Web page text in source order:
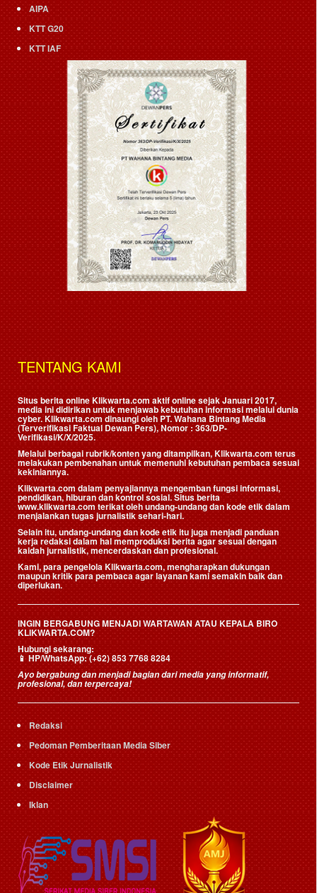
AIPA
KTT G20
KTT IAF
TENTANG KAMI
Situs berita online Klikwarta.com aktif online sejak Januari 2017,
media ini didirikan untuk menjawab kebutuhan informasi melalui dunia
cyber. Klikwarta.com dinaungi oleh PT. Wahana Bintang Media
(Terverifikasi Faktual Dewan Pers), Nomor : 363/DP-
Verifikasi/K/X/2025.
Melalui berbagai rubrik/konten yang ditampilkan, Klikwarta.com terus
melakukan pembenahan untuk memenuhi kebutuhan pembaca sesuai
kekiniannya.
Klikwarta.com dalam penyajiannya mengemban fungsi informasi,
pendidikan, hiburan dan kontrol sosial. Situs berita
www.klikwarta.com terikat oleh undang-undang dan kode etik dalam
menjalankan tugas jurnalistik sehari-hari.
Selain itu, undang-undang dan kode etik itu juga menjadi panduan
kerja redaksi dalam hal memproduksi berita agar sesuai dengan
kaidah jurnalistik, mencerdaskan dan profesional.
Kami, para pengelola Klikwarta.com, mengharapkan dukungan
maupun kritik para pembaca agar layanan kami semakin baik dan
diperlukan.
INGIN BERGABUNG MENJADI WARTAWAN ATAU KEPALA BIRO
KLIKWARTA.COM?
Hubungi sekarang:
📱HP/WhatsApp:(+62) 853 7768 8284
Ayo bergabung dan menjadi bagian dari media yang informatif,
profesional, dan terpercaya!
Redaksi
Pedoman Pemberitaan Media Siber
Kode Etik Jurnalistik
Disclaimer
Iklan